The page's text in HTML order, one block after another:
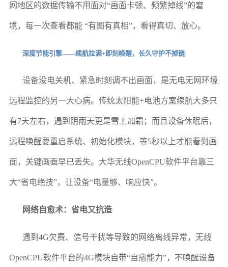
网地区的数据传输不用面对“画面卡顿、频繁掉线”的窘
境，每一次查看都能 “有图有真相”，看得真切、放心。
深度节能引擎——续航拉满+即刻唤醒，长久守护不掉链
设备没电关机、紧急时刻调不出画面，是无电无网环境
远程监控的另一大心病。传统太阳能+电池方案续航大多只
有7天左右，遇到阴雨天更是雪上加霜；而且设备休眠后，
远程唤醒要重启系统、初始化模块，等5秒以上才能看到画
面，关键画面早已丢失。大华无线OpenCPU软件平台靠三
大“省电绝技”，让设备“电量够、响应快”。
网络自愈术：省电又抗造
遇到4G欠费、信号干扰等导致的网络离线异常，无线
OpenCPU软件平台的4G模块自带“自愈能力”，不唤醒设备